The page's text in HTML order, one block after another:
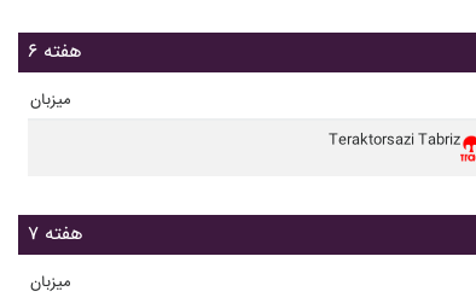
هفته ۶
میزبان
Teraktorsazi Tabriz
هفته ۷
میزبان